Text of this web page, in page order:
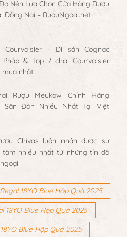
Nên Lựa Chọn Cửa Hàng Rượu
Đồng Nai – RuouNgoai.net
Courvoisier – Di sản Cognac
Pháp & Top 7 chai Courvoisier
mua nhất
Rượu Meukow Chính Hãng
Săn Đón Nhiều Nhất Tại Việt
Chivas luôn nhận được sự
tâm nhiều nhất từ những tín đồ
18YO Blue Hộp Quà 2025
18YO Blue Hộp Quà 2025
Blue Hộp Quà 2025